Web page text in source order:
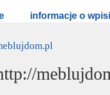
informacje o